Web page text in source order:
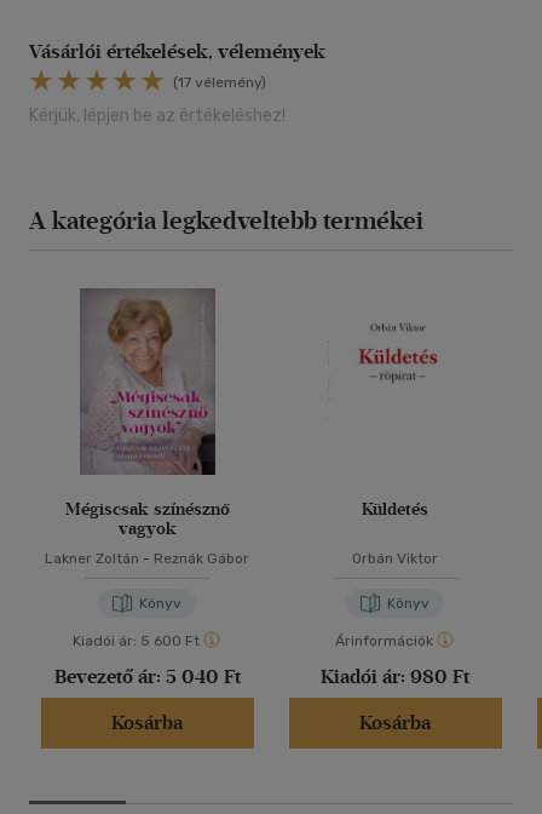
Vásárlói értékelések, vélemények
(17 vélemény)
Kérjük, lépjen be az értékeléshez!
A kategória legkedveltebb termékei
Mégiscsak színésznő
vagyok
Lakner Zoltán - Reznák Gábor
Könyv
Kiadói ár: 5 600 Ft
Bevezető ár: 5 040 Ft
Kosárba
Küldetés
Orbán Viktor
Könyv
Árinformációk
Kiadói ár: 980 Ft
Kosárba